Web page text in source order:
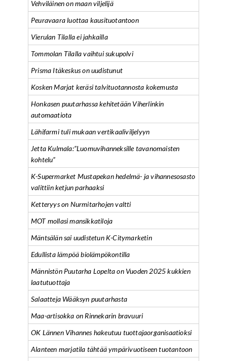
Vehviläinen on maan viljelijä
Peuravaara luottaa kausituotantoon
Vierulan Tilalla ei jahkailla
Tommolan Tilalla vaihtui sukupolvi
Prisma Itäkeskus on uudistunut
Kosken Marjat keräsi talvituotannosta kokemusta
Honkasen puutarhassa kehitetään Viherlinkin
automaatiota
Lähifarmi tuli mukaan vertikaaliviljelyyn
Jetta Kulmala:”Luomuvihanneksille tavanomaisten
kohtelu”
K-Supermarket Mustapekan hedelmä- ja vihannesosasto
valittiin ketjun parhaaksi
Ketteryys on Nurmitarhojen valtti
MOT mollasi mansikkatiloja
Mäntsälän sai uudistetun K-Citymarketin
Edullista lämpöä biolämpökontilla
Männistön Puutarha Lopelta on Vuoden 2025 kukkien
laatutuottaja
Salaatteja Wääksyn puutarhasta
Maa-artisokka on Rinnekarin bravuuri
OK Lännen Vihannes hakeutuu tuottajaorganisaatioksi
Alanteen marjatila tähtää ympärivuotiseen tuotantoon